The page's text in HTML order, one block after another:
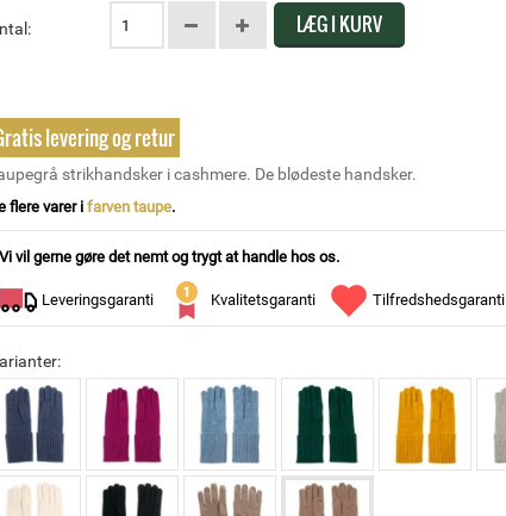
LÆG I KURV
levering og retur
strikhandsker i cashmere. De blødeste handsker.
flere varer i farven taupe.
Vi vil gerne gøre det nemt og trygt at handle hos os.
Leveringsgaranti Kvalitetsgaranti Tilfredshedsgaranti